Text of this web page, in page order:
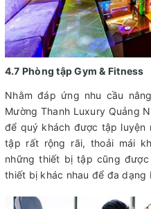
4.7 Phòng tập Gym & Fitness
Nhằm đáp ứng nhu cầu
Mường Thanh Luxury Quảng
để quý khách được tập luyện
tập rất rộng rãi, thoải mái
những thiết bị tập cũng
thiết bị khác nhau để đa dạng